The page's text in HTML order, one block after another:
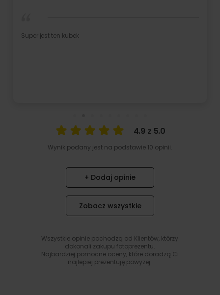
Super jest ten kubek
4.9 z 5.0
Wynik podany jest na podstawie 10 opinii.
+ Dodaj opinie
Zobacz wszystkie
Wszystkie opinie pochodzą od Klientów, którzy
dokonali zakupu fotoprezentu.
Najbardziej pomocne oceny, które doradzą Ci
najlepiej prezentuję powyżej.